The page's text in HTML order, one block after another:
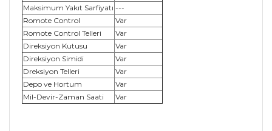
Maksimum Yakıt Sarfiyatı ---
Romote Control
Var
Romote Control Telleri
Var
Direksiyon Kutusu
Var
Direksiyon Simidi
Var
Dreksiyon Telleri
Var
Depo ve Hortum
Var
Mil-Devir-Zaman Saati
Var